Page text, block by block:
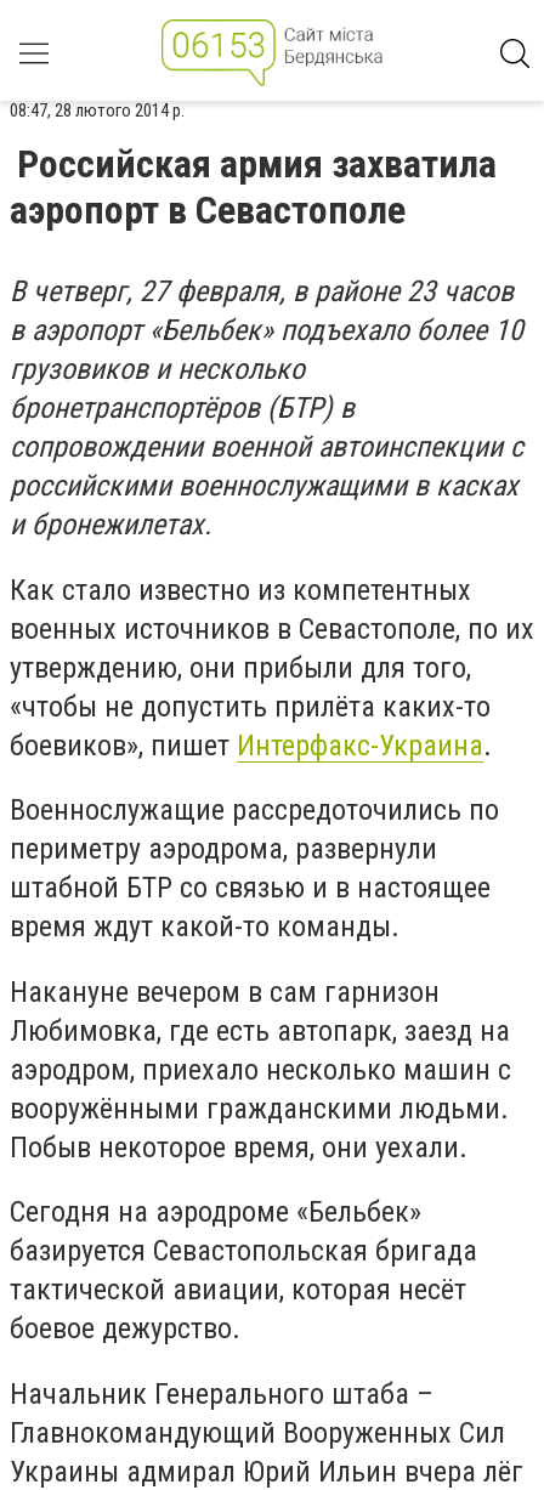
08:47, 28 лютого 2014 р.
Российская армия захватила
аэропорт в Севастополе
В четверг, 27 февраля, в районе 23 часов
в аэропорт «Бельбек» подъехало более 10
грузовиков и несколько
бронетранспортёров (БТР) в
сопровождении военной автоинспекции с
российскими военнослужащими в касках
и бронежилетах.
Как стало известно из компетентных
военных источников в Севастополе, по их
утверждению, они прибыли для того,
«чтобы не допустить прилёта каких-то
боевиков», пишет Интерфакс-Украина.
Военнослужащие рассредоточились по
периметру аэродрома, развернули
штабной БТР со связью и в настоящее
время ждут какой-то команды.
Накануне вечером в сам гарнизон
Любимовка, где есть автопарк, заезд на
аэродром, приехало несколько машин с
вооружёнными гражданскими людьми.
Побыв некоторое время, они уехали.
Сегодня на аэродроме «Бельбек»
базируется Севастопольская бригада
тактической авиации, которая несёт
боевое дежурство.
Начальник Генерального штаба –
Главнокомандующий Вооруженных Сил
Украины адмирал Юрий Ильин вчера лёг